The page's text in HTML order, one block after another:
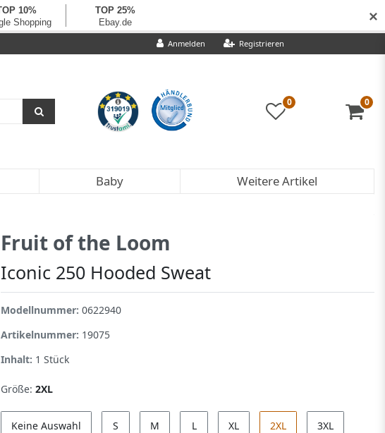
Anmelden Registrieren
0 0
Baby Weitere Artikel
Fruit of the Loom
Iconic 250 Hooded Sweat
Modellnummer: 0622940
Artikelnummer: 19075
Inhalt: 1 Stück
Größe: 2XL
Keine Auswahl S M L XL 2XL 3XL
✕